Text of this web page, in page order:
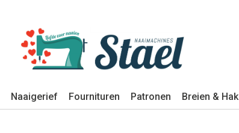
Naaigerief Fournituren Patronen Breien &